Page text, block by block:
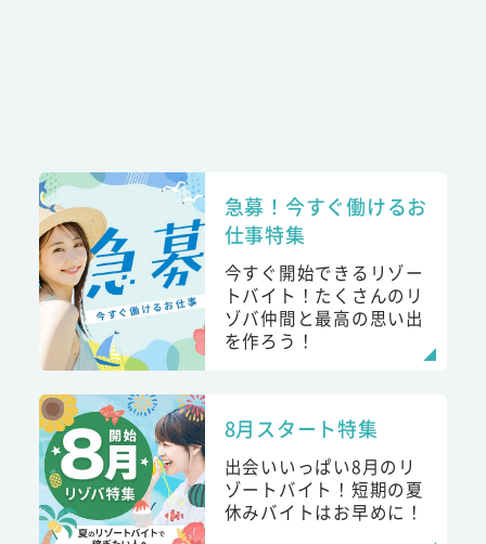
急募！今すぐ働けるお
仕事特集
今すぐ開始できるリゾー
トバイト！たくさんのリ
ゾバ仲間と最高の思い出
を作ろう！
8月スタート特集
出会いいっぱい8月のリ
ゾートバイト！短期の夏
休みバイトはお早めに！